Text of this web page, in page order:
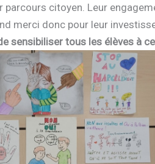
parcours citoyen. Leur
merci donc pour leur
sensibiliser tous les élèves à